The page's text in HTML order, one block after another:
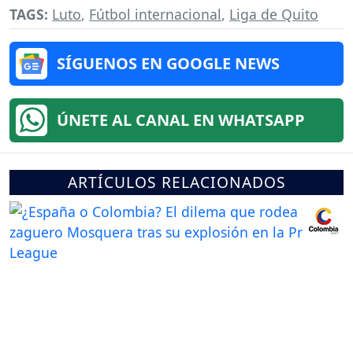
TAGS: Luto, Fútbol internacional, Liga de Quito
SÍGUENOS EN GOOGLE NEWS
ÚNETE AL CANAL EN WHATSAPP
ARTÍCULOS RELACIONADOS